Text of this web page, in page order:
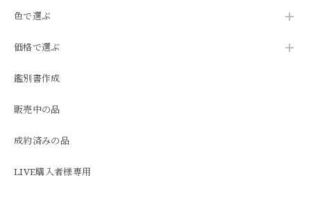
色で選ぶ
価格で選ぶ
鑑別書作成
販売中の品
成約済みの品
LIVE購入者様専用